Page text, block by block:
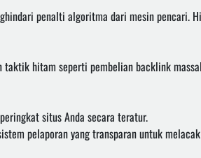
penalti algoritma dari mesin pencari.
taktik hitam seperti pembelian backlink
situs Anda secara teratur.
pelaporan yang transparan untuk